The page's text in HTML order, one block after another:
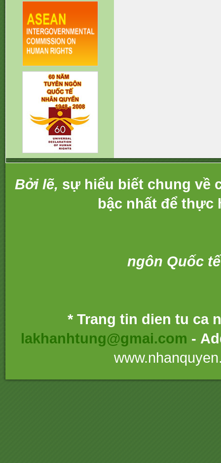
Bởi lẽ, sự hiểu biết chung về
bậc nhất để thực
ngôn Quốc
* Trang tin dien tu ca
lakhanhtung@gmai.com -